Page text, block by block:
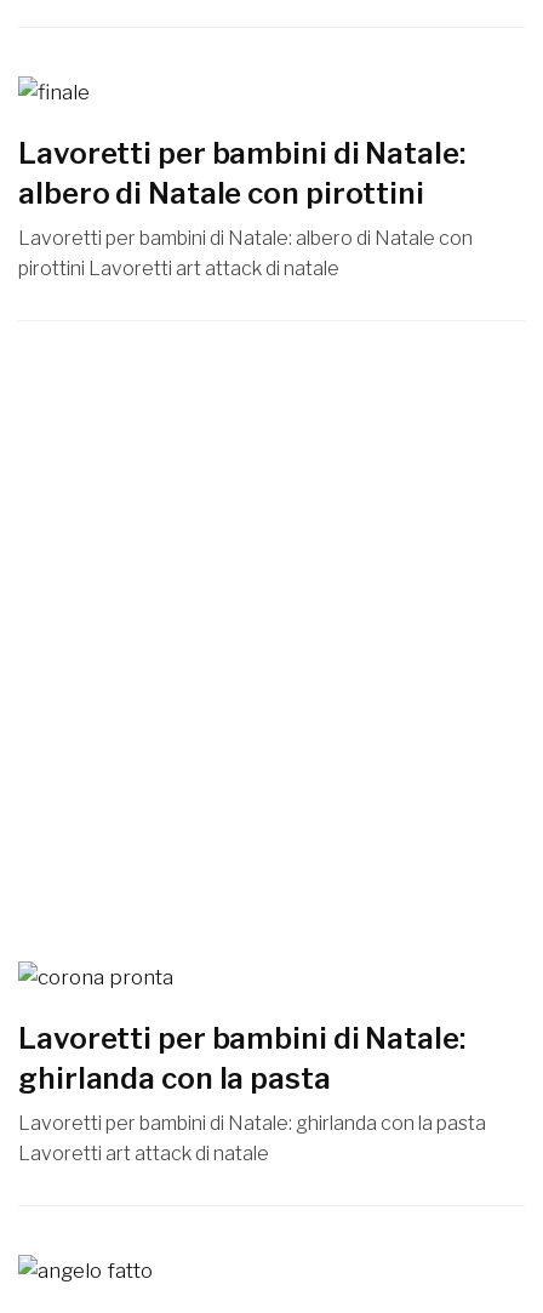
Lavoretti per bambini di Natale:
albero di Natale con pirottini
Lavoretti per bambini di Natale: albero di Natale con
pirottini Lavoretti art attack di natale
Lavoretti per bambini di Natale:
ghirlanda con la pasta
Lavoretti per bambini di Natale: ghirlanda con la pasta
Lavoretti art attack di natale